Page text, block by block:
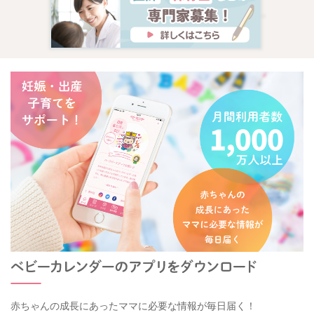
赤ちゃんの成長にあったママに必要な情報が毎日届く！